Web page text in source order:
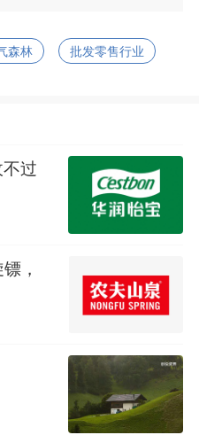
森林 批发零售行业
过
，